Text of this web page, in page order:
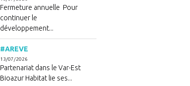
Fermeture annuelle Pour
continuer le
développement...
#AREVE
13/07/2026
Partenariat dans le Var-Est
Bioazur Habitat lie ses...